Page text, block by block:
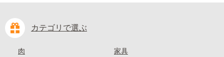
カテゴリで選ぶ
肉 家具